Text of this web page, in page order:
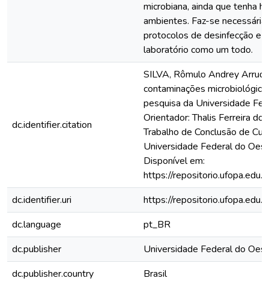
microbiana, ainda que tenha
ambientes. Faz-se
protocolos de desinfecção e
laboratório como um todo.
dc.identifier.citation
SILVA, Rômulo Andrey
contaminações
pesquisa da Universidade
Orientador: Thalis Ferreira
Trabalho de Conclusão de
Universidade Federal do
Disponível em:
https://
dc.identifier.uri
https://
dc.language
pt_BR
dc.publisher
Universidade Federal do
dc.publisher.country
Brasil